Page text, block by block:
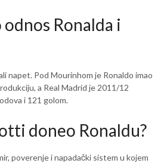
Ronalda i
napet. Pod Mourinhom je Ronaldo imao
a Real Madrid je 2011/12
i 121 golom.
doneo Ronaldu?
poverenje i napadački sistem u kojem